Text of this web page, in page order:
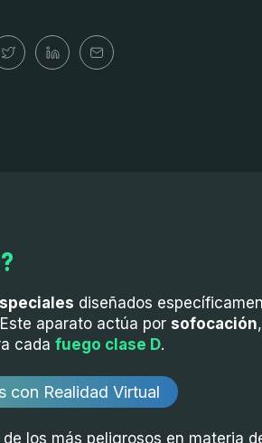
diseñados
aparato actúa por sofocación
cada fuego clase D.
con Realidad Virtual
los más peligrosos en materia